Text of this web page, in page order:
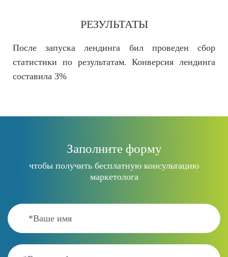
РЕЗУЛЬТАТЫ
После запуска лендинга бил проведен сбор
статистики по результатам. Конверсия лендинга
составила 3%
Заполните форму
чтобы получить бесплатную консультацию
маркетолога